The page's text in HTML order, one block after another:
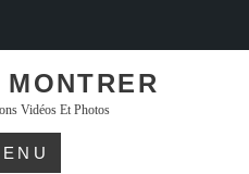
Vidéos Et Photos